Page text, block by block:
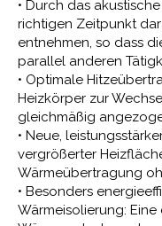
• Durch das
richtigen Zeitpunkt
entnehmen, so dass
parallel anderen
• Optimale
Heizkörper zur
gleichmäßig
• Neue,
vergrößerter
Wärmeübertragung
• Besonders
Wärmeisolierung: